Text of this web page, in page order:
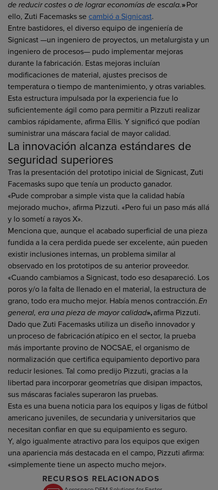
de reducir costes o de lograr economías de escala.»Por
ello, Zuti Facemasks se cambió a Signicast.
Entre bastidores, el diverso equipo de ingeniería de
Signicast —un ingeniero de proyectos, un metalurgista y un
ingeniero de procesos— pudo implementar mejoras
durante la fabricación. Estas mejoras incluían
modificaciones de material, ajustes precisos de
temperatura o tiempo de mantenimiento, y otras variables.
Esta estructura impulsada por la experiencia fue lo
suficientemente ágil como para permitir a Pizzuti realizar
cambios rápidamente, afirma Ellis. Y significó que podían
suministrar una máscara facial de mayor calidad.
La innovación alcanza estándares de
seguridad superiores
Tras la presentación del prototipo inicial de Signicast, Zuti
Facemasks supo que tenía un producto ganador.
«Pude comprobar a simple vista que la calidad había
mejorado mucho», afirma Pizzuti. «Pero fui un paso más allá
y lo sometí a rayos X».
Menciona que, aunque el acabado superficial de una pieza
fundida a la cera perdida puede ser excelente, aún pueden
existir inclusiones internas, un problema similar al
observado en los prototipos de su anterior proveedor.
«Cuando cambiamos a Signicast, todo eso desapareció. Los
poros y/o la falta de llenado en el material, la estructura de
grano, todo era mucho mejor. Había menos contracción.En
general, era una pieza de mayor calidad»,afirma Pizzuti.
Dado que Zuti Facemasks utiliza un diseño innovador y
un proceso de fabricación atípico en el sector, la prueba
más importante provino de NOCSAE, el organismo de
normalización que certifica equipamiento deportivo para
reducir lesiones. Tal como predijo Pizzuti, gracias a la
libertad para incorporar geometrías que disipan impactos,
sus máscaras faciales superaron las pruebas.
Esta es una buena noticia para los equipos y ligas de fútbol
americano juveniles, de secundaria y universitarios que
necesitan confiar en que su equipamiento es seguro.
Y, algo igualmente atractivo para los equipos que exigen
una apariencia más destacada en el campo, Pizzuti afirma:
«simplemente tiene un aspecto mucho mejor».
RECURSOS RELACIONADOS